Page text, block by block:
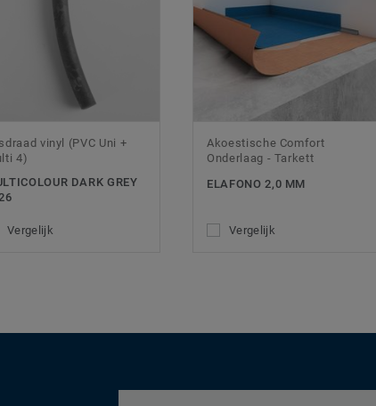
vinyl (PVC Uni +
4)
DARK GREY
Vergelijk
Akoestische Comfort
Onderlaag - Tarkett
ELAFONO 2,0 MM
Vergelijk